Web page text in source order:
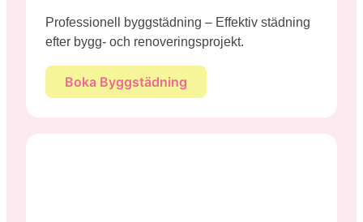
Professionell byggstädning – Effektiv städning
efter bygg- och renoveringsprojekt.
Boka Byggstädning